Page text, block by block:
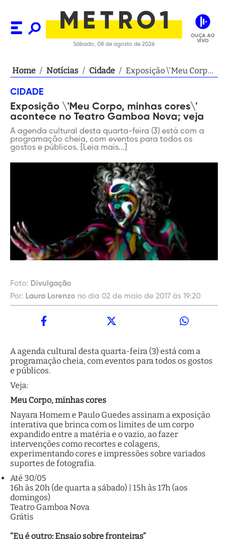
Sábado, 08 de agosto de 2026
OUÇA AO
VIVO
Home / Notícias / Cidade / Exposição \'Meu Corpo,
Gamboa Nova; veja
CIDADE
Exposição \'Meu Corpo, minhas cores\'
acontece no Teatro Gamboa Nova; veja
A agenda cultural desta quarta-feira (3) está com a
programação cheia, com eventos para todos os
gostos e públicos. [Leia mais...]
Foto: Divulgação
Por: Laura Lorenzo no dia 02 de maio de 2017 às 19:20
A agenda cultural desta quarta-feira (3) está com a
programação cheia, com eventos para todos os gostos
e públicos.
Veja:
Meu Corpo, minhas cores
Nayara Homem e Paulo Guedes assinam a exposição
interativa que brinca com os limites de um corpo
expandido entre a matéria e o vazio, ao fazer
intervenções como recortes e colagens,
experimentando cores e impressões sobre variados
suportes de fotografia.
Até 30/05
16h às 20h (de quarta a sábado) | 15h às 17h (aos
domingos)
Teatro Gamboa Nova
Grátis
“Eu é outro: Ensaio sobre fronteiras”